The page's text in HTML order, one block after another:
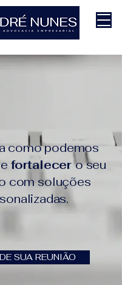
como podemos
e fortalecero seu
com soluções
SUA REUNIÃO